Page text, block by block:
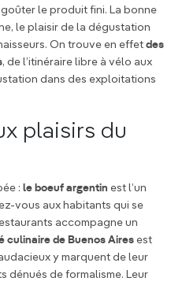
le produit fini. La bonne
le plaisir de la dégustation
On trouve en effet des
, de l’itinéraire libre à vélo aux
dans des exploitations
plaisirs du
: le boeuf argentin est l’un
vous aux habitants qui se
accompagne un
culinaire de Buenos Aires est
y marquent de leur
dénués de formalisme. Leur